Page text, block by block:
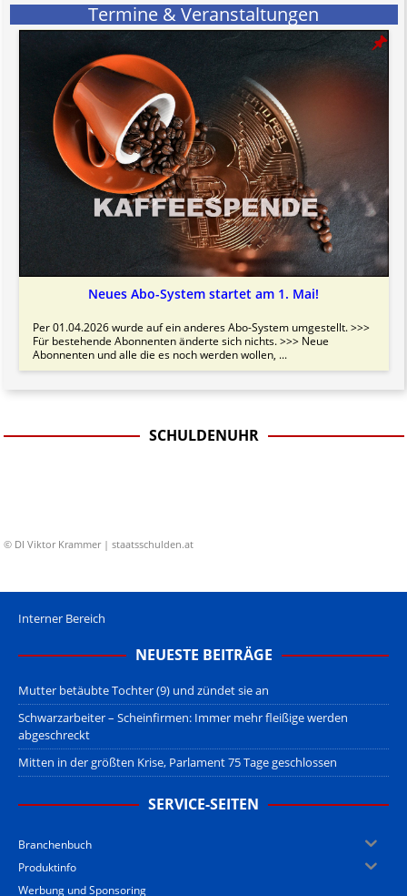
Termine & Veranstaltungen
Neues Abo-System startet am 1. Mai!
Per 01.04.2026 wurde auf ein anderes Abo-System umgestellt. >>>
Für bestehende Abonnenten änderte sich nichts. >>> Neue
Abonnenten und alle die es noch werden wollen, ...
SCHULDENUHR
© DI Viktor Krammer | staatsschulden.at
Interner Bereich
NEUESTE BEITRÄGE
Mutter betäubte Tochter (9) und zündet sie an
Schwarzarbeiter – Scheinfirmen: Immer mehr fleißige werden
abgeschreckt
Mitten in der größten Krise, Parlament 75 Tage geschlossen
SERVICE-SEITEN
Branchenbuch
Produktinfo
Werbung und Sponsoring